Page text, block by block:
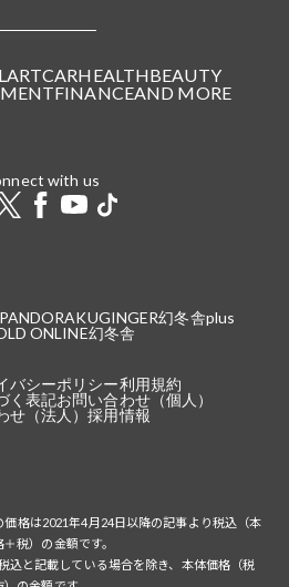
ARTCARHEALTHBEAUTY
FINANCEAND MORE
with us
GINGER幻冬舎plus
ONLINE幻冬舎
バシーポリシー利用規約
く表記お問い合わせ（個人）
せ（法人）採用情報
格は2021年4月24日以降の記事より税込（本
＋税）の金額です。
込と記載している場合を除き、本体価格（税